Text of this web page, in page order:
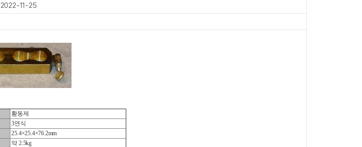
2022-11-25
황동제
3연식
25.4×25.4×76.2mm
약 2.5kg